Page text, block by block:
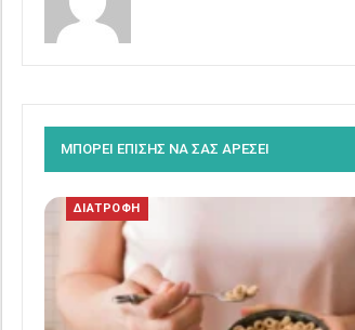
ΜΠΟΡΕΙ ΕΠΙΣΗΣ ΝΑ ΣΑΣ ΑΡΕΣΕΙ
ΔΙΑΤΡΟΦΗ